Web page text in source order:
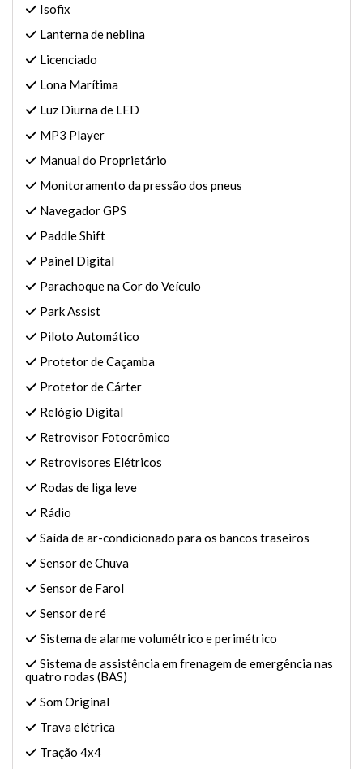
Isofix
Lanterna de neblina
Licenciado
Lona Marítima
Luz Diurna de LED
MP3 Player
Manual do Proprietário
Monitoramento da pressão dos pneus
Navegador GPS
Paddle Shift
Painel Digital
Parachoque na Cor do Veículo
Park Assist
Piloto Automático
Protetor de Caçamba
Protetor de Cárter
Relógio Digital
Retrovisor Fotocrômico
Retrovisores Elétricos
Rodas de liga leve
Rádio
Saída de ar-condicionado para os bancos traseiros
Sensor de Chuva
Sensor de Farol
Sensor de ré
Sistema de alarme volumétrico e perimétrico
Sistema de assistência em frenagem de emergência nas
quatro rodas (BAS)
Som Original
Trava elétrica
Tração 4x4